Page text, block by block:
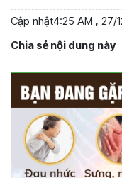
Cập nhật4:25 AM , 27/
Chia sẻ nội dung này